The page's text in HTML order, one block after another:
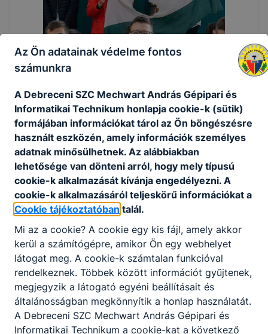
Az Ön adatainak védelme fontos
számunkra
A Debreceni SZC Mechwart András Gépipari és
Informatikai Technikum honlapja cookie-k (sütik)
formájában információkat tárol az Ön böngészésre
használt eszközén, amely információk személyes
adatnak minősülhetnek. Az alábbiakban
lehetősége van dönteni arról, hogy mely típusú
cookie-k alkalmazását kívánja engedélyezni. A
cookie-k alkalmazásáról teljeskörű információkat a
Cookie tájékoztatóban talál.
Mi az a cookie? A cookie egy kis fájl, amely akkor
kerül a számítógépre, amikor Ön egy webhelyet
látogat meg. A cookie-k számtalan funkcióval
rendelkeznek. Többek között információt gyűjtenek,
megjegyzik a látogató egyéni beállításait és
általánosságban megkönnyítik a honlap használatát.
A Debreceni SZC Mechwart András Gépipari és
Informatikai Technikum a cookie-kat a következő